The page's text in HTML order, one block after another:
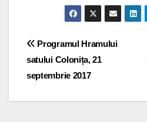
Navigare
în
articole
Programul Hramului
satului Colonița, 21
septembrie 2017